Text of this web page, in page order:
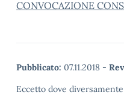
CONVOCAZIONE
Pubblicato: 07.11.2018 -
Eccetto dove